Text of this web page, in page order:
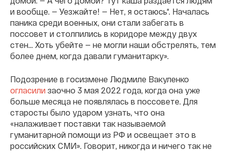
и вообще. — Уезжайте! — Нет, я остаюсь“. Началась
паника среди военных, они стали забегать в
поссовет и столпились в коридоре между двух
стен… Хоть убейте — не могли наши обстрелять, тем
более днем, когда давали гуманитарку».
Подозрение в госизмене Людмиле Вакуленко
огласили заочно 3 мая 2022 года, когда она уже
больше месяца не появлялась в поссовете. Для
старосты было ударом узнать, что она
«налаживает поставки так называемой
гуманитарной помощи из РФ и освещает это в
российских СМИ». Говорит, никогда и ничего так не